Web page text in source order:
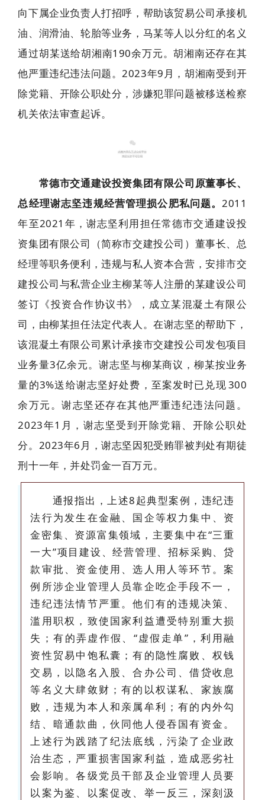
向下属企业负责人打招呼，帮助该贸易公司承接机
油、润滑油、轮胎等业务，马某等人以分红的名义
通过胡某送给胡湘南190余万元。胡湘南还存在其
他严重违纪违法问题。2023年9月，胡湘南受到开
除党籍、开除公职处分，涉嫌犯罪问题被移送检察
机关依法审查起诉。
8
常德市交通建设投资集团有限公司原董事长、
总经理谢志坚违规经营管理损公肥私问题。2011
年至2021年，谢志坚利用担任常德市交通建设投
资集团有限公司（简称市交建投公司）董事长、总
经理等职务便利，违规与私人资本合营，安排市交
建投公司与私营企业主柳某等人注册的某建设公司
签订《投资合作协议书》，成立某混凝土有限公
司，由柳某担任法定代表人。在谢志坚的帮助下，
该混凝土有限公司累计承接市交建投公司发包项目
业务量3亿余元。谢志坚与柳某商议，柳某按业务
量的3%送给谢志坚好处费，至案发时已兑现 300
余万元。谢志坚还存在其他严重违纪违法问题。
2023年1月，谢志坚受到开除党籍、开除公职处
分。2023年6月，谢志坚因犯受贿罪被判处有期徒
刑十一年，并处罚金一百万元。
通报指出，上述8起典型案例，违纪违
法行为发生在金融、国企等权力集中、资
金密集、资源富集领域，主要集中在“三重
一大”项目建设、经营管理、招标采购、贷
款审批、资金使用、选人用人等环节。案
例所涉企业管理人员靠企吃企手段不一，
违纪违法情节严重。他们有的违规决策、
滥用职权，致使国家利益遭受特别重大损
失；有的弄虚作假、“虚假走单”，利用融
资性贸易中饱私囊；有的隐性腐败、权钱
交易，以隐名入股、合办公司、借贷收息
等名义大肆敛财；有的以权谋私、家族腐
败，违规为本人和亲属牟利；有的内外勾
结、暗通款曲，伙同他人侵吞国有资金。
上述行为践踏了纪法底线，污染了企业政
治生态，严重损害国家利益，造成恶劣社
会影响。各级党员干部及企业管理人员要
以案为鉴、以案促改、举一反三，深刻汲